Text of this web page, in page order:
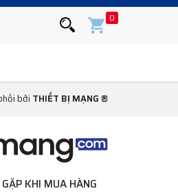
0
bởi THIẾT BỊ MẠNG ®
KHI MUA HÀNG